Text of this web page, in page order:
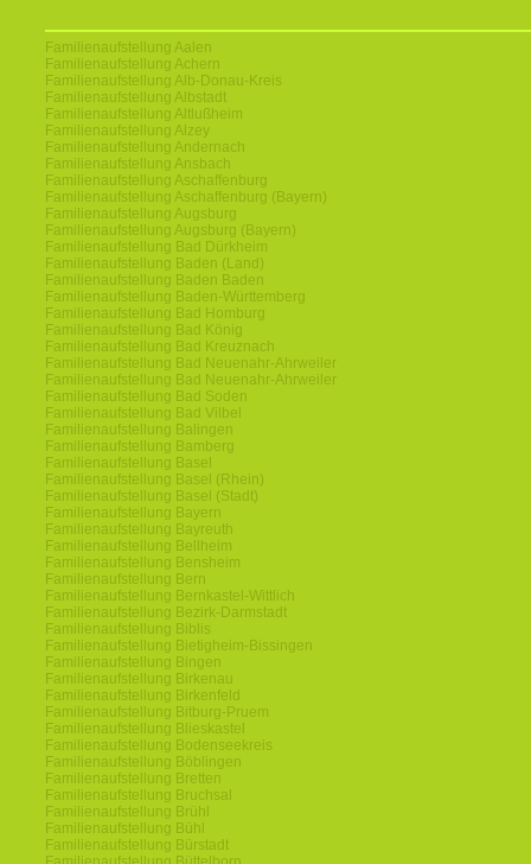
Familienaufstellung Aalen
Familienaufstellung Achern
Familienaufstellung Alb-Donau-Kreis
Familienaufstellung Albstadt
Familienaufstellung Altlußheim
Familienaufstellung Alzey
Familienaufstellung Andernach
Familienaufstellung Ansbach
Familienaufstellung Aschaffenburg
Familienaufstellung Aschaffenburg (Bayern)
Familienaufstellung Augsburg
Familienaufstellung Augsburg (Bayern)
Familienaufstellung Bad Dürkheim
Familienaufstellung Baden (Land)
Familienaufstellung Baden Baden
Familienaufstellung Baden-Württemberg
Familienaufstellung Bad Homburg
Familienaufstellung Bad König
Familienaufstellung Bad Kreuznach
Familienaufstellung Bad Neuenahr-Ahrweiler
Familienaufstellung Bad Neuenahr-Ahrweiler
Familienaufstellung Bad Soden
Familienaufstellung Bad Vilbel
Familienaufstellung Balingen
Familienaufstellung Bamberg
Familienaufstellung Basel
Familienaufstellung Basel (Rhein)
Familienaufstellung Basel (Stadt)
Familienaufstellung Bayern
Familienaufstellung Bayreuth
Familienaufstellung Bellheim
Familienaufstellung Bensheim
Familienaufstellung Bern
Familienaufstellung Bernkastel-Wittlich
Familienaufstellung Bezirk-Darmstadt
Familienaufstellung Biblis
Familienaufstellung Bietigheim-Bissingen
Familienaufstellung Bingen
Familienaufstellung Birkenau
Familienaufstellung Birkenfeld
Familienaufstellung Bitburg-Pruem
Familienaufstellung Blieskastel
Familienaufstellung Bodenseekreis
Familienaufstellung Böblingen
Familienaufstellung Bretten
Familienaufstellung Bruchsal
Familienaufstellung Brühl
Familienaufstellung Bühl
Familienaufstellung Bürstadt